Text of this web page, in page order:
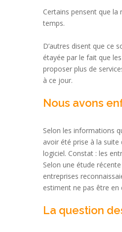
Certains pensent que
temps.
D’autres disent que ce
étayée par le fait que
proposer plus de
à ce jour.
Nous avons
Selon les informations
avoir été prise à la suite
logiciel. Constat : les
Selon une étude
entreprises
estiment ne pas être
La question